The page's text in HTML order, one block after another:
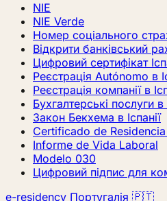
NIE
NIE Verde
Номер соціального
Відкрити банківський
Цифровий сертифікат
Реєстрація Autónomo в
Реєстрація компанії в
Бухгалтерські послуги в
Закон Бекхема в Іспанії
Certificado de
Informe de Vida Laboral
Modelo 030
Цифровий підпис для
e-residency Португалія 🇵🇹